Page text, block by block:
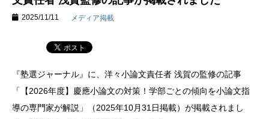
2025/11/11 メディア掲載
『塾選ジャーナル』に、洋々小論文責任者 浅賀の監修の記事
「【2026年度】慶應小論文の対策！学部ごとの傾向を小論文指
導の専門家が解説」（2025年10月31日掲載）が掲載されまし